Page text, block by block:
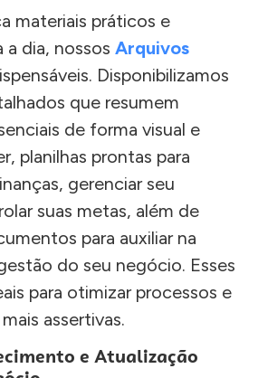
materiais práticos e
a dia, nossos Arquivos
Disponibilizamos
que resumem
de forma visual e
planilhas prontas para
gerenciar seu
suas metas, além de
para auxiliar na
do seu negócio. Esses
para otimizar processos e
assertivas.
e Atualização